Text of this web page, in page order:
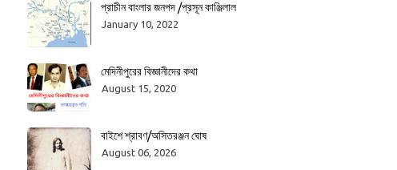
প্রাচীন বাংলার জনপদ /প্রসূন কাঞ্জিলাল
January 10, 2022
মেদিনীপুরের বিজ্ঞানীদের কথা
August 15, 2020
বাইশে শ্রাবণ/অসিতরঞ্জন ঘোষ
August 06, 2026